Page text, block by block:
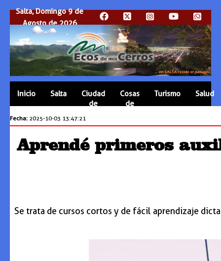
Salta, Domingo 9 de
Agosto de 2026
Inicio Salta
Ciudad
de
Cosas
de
Turismo Salud
Fecha: 2025-10-03 13:47:21
Aprendé primeros
Se trata de cursos cortos y de fácil aprendizaje